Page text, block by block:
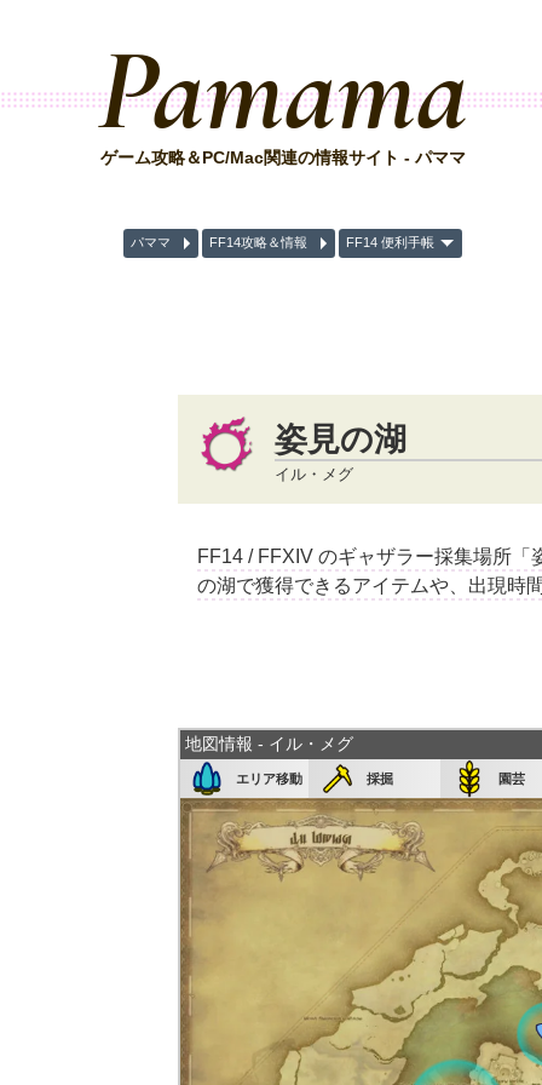
Pamama
ゲーム攻略＆PC/Mac関連の情報サイト - パママ
パママ FF14攻略＆情報 FF14 便利手帳
姿見の湖
イル・メグ
FF14 / FFXIV のギャザラー採集場所
の湖で獲得できるアイテムや、出現時
地図情報 - イル・メグ
エリア移動 採掘 園芸